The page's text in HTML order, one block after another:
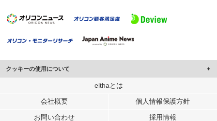
クッキーの使用について
このサイトでは Cookie を使用して、ユーザーに合わせたコンテンツや広告の
行っています。
メディアや広告配信、データ解析の各パートナーに提供しています。
elthaとは
会社概要 個人情報保護方針
お問い合わせ 採用情報